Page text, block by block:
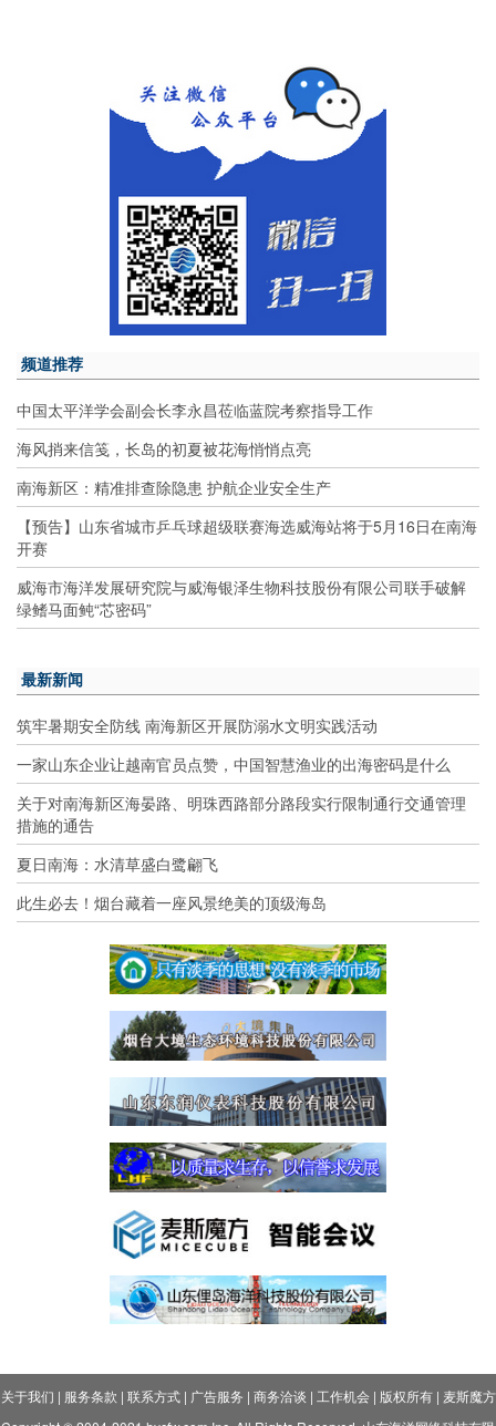
频道推荐
中国太平洋学会副会长李永昌莅临蓝院考察指导工作
海风捎来信笺，长岛的初夏被花海悄悄点亮
南海新区：精准排查除隐患 护航企业安全生产
【预告】山东省城市乒乓球超级联赛海选威海站将于5月16日在南海
开赛
威海市海洋发展研究院与威海银泽生物科技股份有限公司联手破解
绿鳍马面鲀“芯密码”
最新新闻
筑牢暑期安全防线 南海新区开展防溺水文明实践活动
一家山东企业让越南官员点赞，中国智慧渔业的出海密码是什么
关于对南海新区海晏路、明珠西路部分路段实行限制通行交通管理
措施的通告
夏日南海：水清草盛白鹭翩飞
此生必去！烟台藏着一座风景绝美的顶级海岛
关于我们 | 服务条款 | 联系方式| 广告服务 | 商务洽谈 | 工作机会| 版权所有| 麦斯魔方